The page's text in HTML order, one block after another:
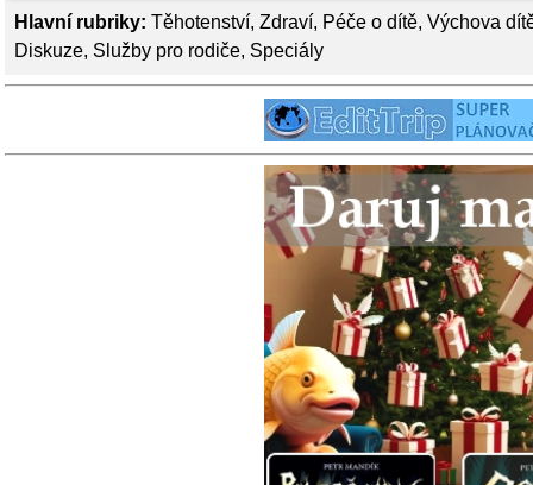
Hlavní rubriky: Těhotenství, Zdraví, Péče o dítě, Výchova
Diskuze, Služby pro rodiče, Speciály